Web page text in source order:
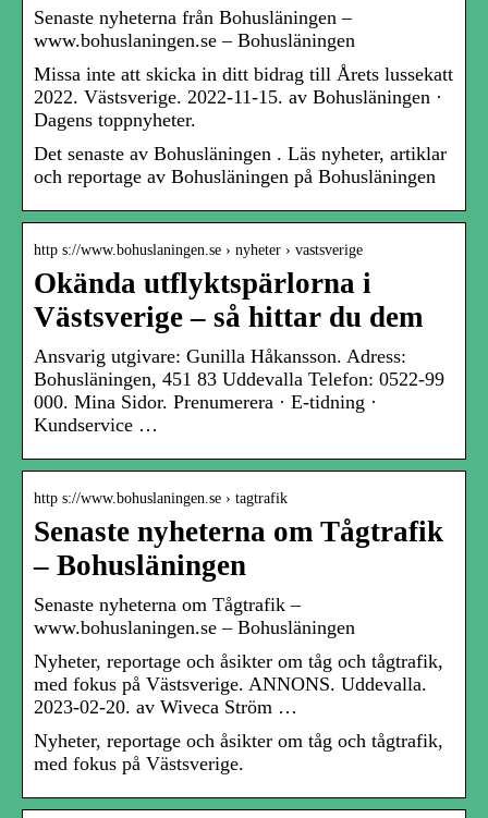
Senaste nyheterna från Bohusläningen –
www.bohuslaningen.se – Bohusläningen
Missa inte att skicka in ditt bidrag till Årets lussekatt
2022. Västsverige. 2022-11-15. av Bohusläningen ·
Dagens toppnyheter.
Det senaste av Bohusläningen . Läs nyheter, artiklar
och reportage av Bohusläningen på Bohusläningen
http s://www.bohuslaningen.se › nyheter › vastsverige
Okända utflyktspärlorna i
Västsverige – så hittar du dem
Ansvarig utgivare: Gunilla Håkansson. Adress:
Bohusläningen, 451 83 Uddevalla Telefon: 0522-99
000. Mina Sidor. Prenumerera · E-tidning ·
Kundservice …
http s://www.bohuslaningen.se › tagtrafik
Senaste nyheterna om Tågtrafik
– Bohusläningen
Senaste nyheterna om Tågtrafik –
www.bohuslaningen.se – Bohusläningen
Nyheter, reportage och åsikter om tåg och tågtrafik,
med fokus på Västsverige. ANNONS. Uddevalla.
2023-02-20. av Wiveca Ström …
Nyheter, reportage och åsikter om tåg och tågtrafik,
med fokus på Västsverige.